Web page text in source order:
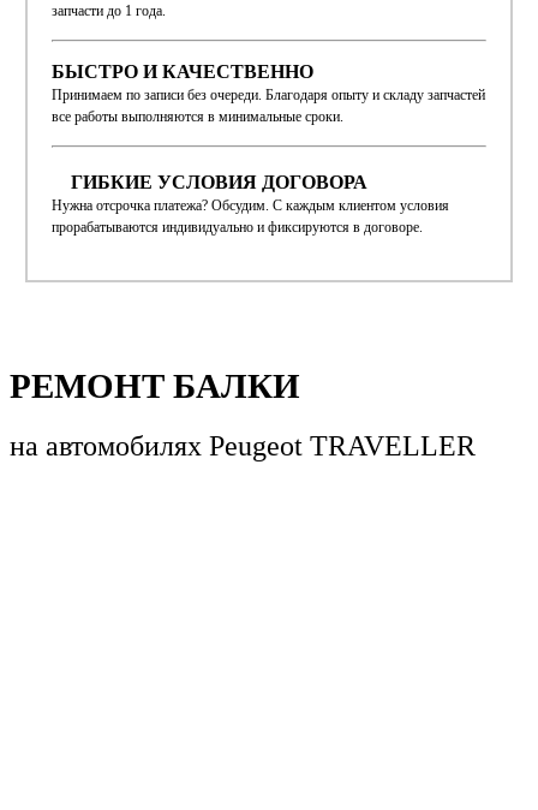
запчасти до 1 года.
БЫСТРО И КАЧЕСТВЕННО
Принимаем по записи без очереди. Благодаря опыту и складу запчастей
все работы выполняются в минимальные сроки.
ГИБКИЕ УСЛОВИЯ ДОГОВОРА
Нужна отсрочка платежа? Обсудим. С каждым клиентом условия
прорабатываются индивидуально и фиксируются в договоре.
РЕМОНТ БАЛКИ
на автомобилях Peugeot TRAVELLER